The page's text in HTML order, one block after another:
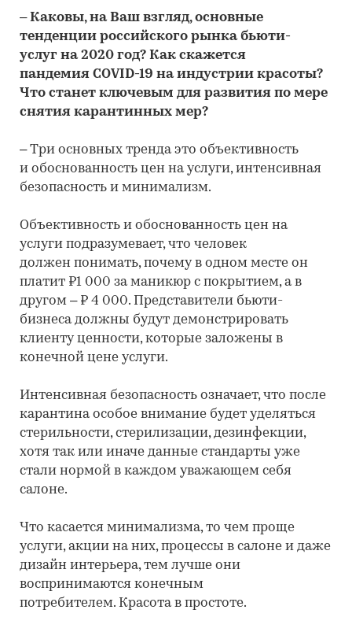
– Каковы, на Ваш взгляд, основные
тенденции российского рынка бьюти-
услуг на 2020 год? Как скажется
пандемия COVID-19 на индустрии красоты?
Что станет ключевым для развития по мере
снятия карантинных мер?
– Три основных тренда это объективность
и обоснованность цен на услуги, интенсивная
безопасность и минимализм.
Объективность и обоснованность цен на
услуги подразумевает, что человек
должен понимать, почему в одном месте он
платит ₽1 000 за маникюр с покрытием, а в
другом – ₽ 4 000. Представители бьюти-
бизнеса должны будут демонстрировать
клиенту ценности, которые заложены в
конечной цене услуги.
Интенсивная безопасность означает, что после
карантина особое внимание будет уделяться
стерильности, стерилизации, дезинфекции,
хотя так или иначе данные стандарты уже
стали нормой в каждом уважающем себя
салоне.
Что касается минимализма, то чем проще
услуги, акции на них, процессы в салоне и даже
дизайн интерьера, тем лучше они
воспринимаются конечным
потребителем. Красота в простоте.